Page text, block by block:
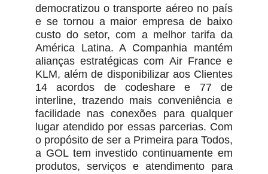
democratizou o transporte aéreo no país
e se tornou a maior empresa de baixo
custo do setor, com a melhor tarifa da
América Latina. A Companhia mantém
alianças estratégicas com Air France e
KLM, além de disponibilizar aos Clientes
14 acordos de codeshare e 77 de
interline, trazendo mais conveniência e
facilidade nas conexões para qualquer
lugar atendido por essas parcerias. Com
o propósito de ser a Primeira para Todos,
a GOL tem investido continuamente em
produtos, serviços e atendimento para